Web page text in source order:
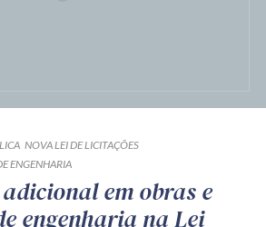
NOVA LEI DE LICITAÇÕES
ENGENHARIA
em obras e
engenharia na Lei